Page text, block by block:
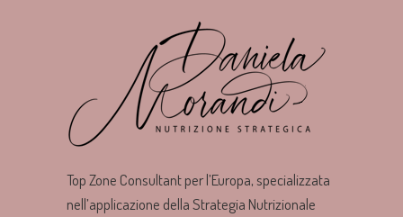
Top Zone Consultant per l’Europa, specializzata
nell’applicazione della Strategia Nutrizionale